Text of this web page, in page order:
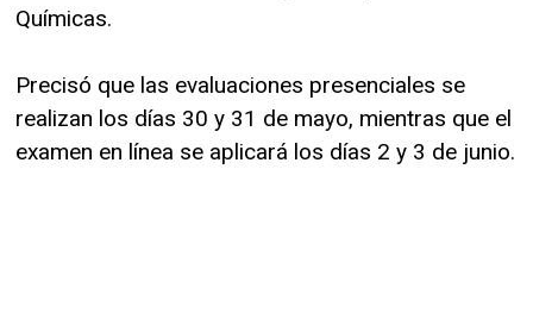
Químicas.
Precisó que las evaluaciones presenciales se
realizan los días 30 y 31 de mayo, mientras que el
examen en línea se aplicará los días 2 y 3 de junio.